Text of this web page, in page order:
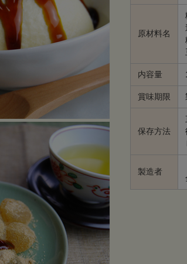
原材料名
内容量
賞味期限
保存方法
製造者